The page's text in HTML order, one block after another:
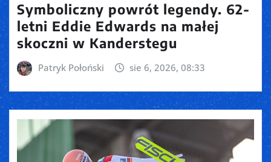
Symboliczny powrót legendy. 62-
letni Eddie Edwards na małej
skoczni w Kanderstegu
Patryk Połoński sie 6, 2026, 08:33